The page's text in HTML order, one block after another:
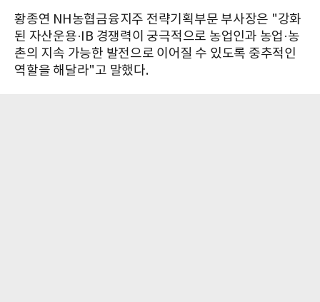
황종연 NH농협금융지주 전략기획부문 부사장은 "강화
된 자산운용·IB 경쟁력이 궁극적으로 농업인과 농업·농
촌의 지속 가능한 발전으로 이어질 수 있도록 중추적인
역할을 해달라"고 말했다.